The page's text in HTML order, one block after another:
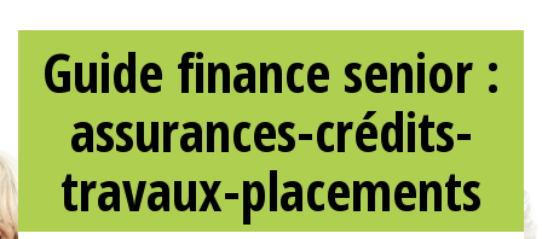
Guide finance senior :
assurances-crédits-
travaux-placements